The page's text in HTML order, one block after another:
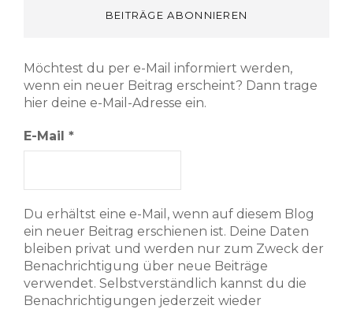
BEITRÄGE ABONNIEREN
Möchtest du per e-Mail informiert werden,
wenn ein neuer Beitrag erscheint? Dann trage
hier deine e-Mail-Adresse ein.
E-Mail *
Du erhältst eine e-Mail, wenn auf diesem Blog
ein neuer Beitrag erschienen ist. Deine Daten
bleiben privat und werden nur zum Zweck der
Benachrichtigung über neue Beiträge
verwendet. Selbstverständlich kannst du die
Benachrichtigungen jederzeit wieder